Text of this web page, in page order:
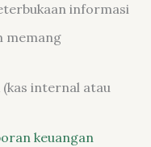
informasi
memang
internal atau
keuangan